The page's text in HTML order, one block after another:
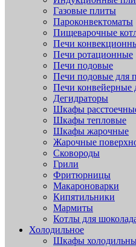
Газовые плиты
Пароконвектоматы
Пищеварочные
Печи
Печи ротационные
Печи подовые
Печи подовые для
Печи конвейерные
Дегидраторы
Шкафы
Шкафы тепловые
Шкафы жарочные
Жарочные
Сковороды
Грили
Фритюрницы
Макароноварки
Кипятильники
Мармиты
Котлы для
Холодильное
Шкафы